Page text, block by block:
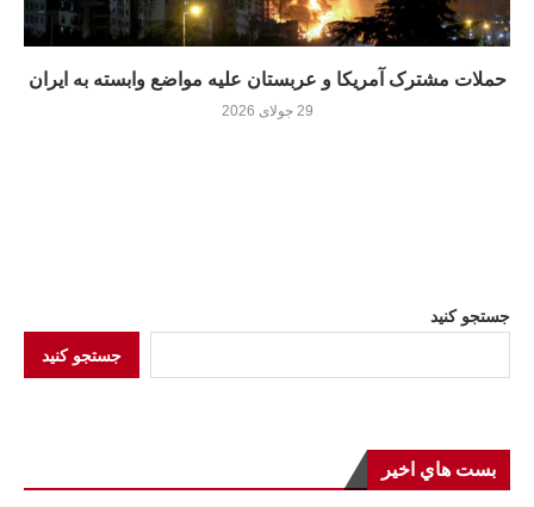
حملات مشترک آمریکا و عربستان علیه مواضع وابسته به ایران
29 جولای 2026
جستجو کنید
جستجو کنید
بست هاي اخير